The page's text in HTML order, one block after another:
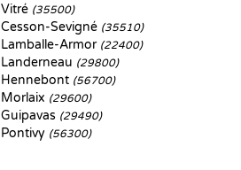
Vitré (35500)
Cesson-Sevigné (35510)
Lamballe-Armor (22400)
Landerneau (29800)
Hennebont (56700)
Morlaix (29600)
Guipavas (29490)
Pontivy (56300)